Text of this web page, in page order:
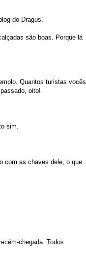
do Dragus.
são boas. Porque lá
Quantos turistas vocês
oito!
sim.
com as chaves dele, o que
chegada. Todos